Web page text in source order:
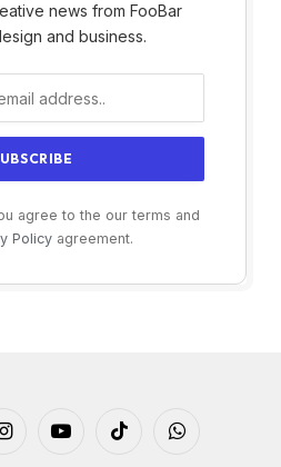
news from FooBar
and business.
agree to the our terms and
Policyagreement.
InstagramYouTubeTikTok WhatsApp